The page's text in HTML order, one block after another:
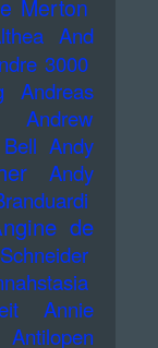
Merton
And
3000
Andreas
Andrew
Andy
Andy
de
Annie
Antilopen